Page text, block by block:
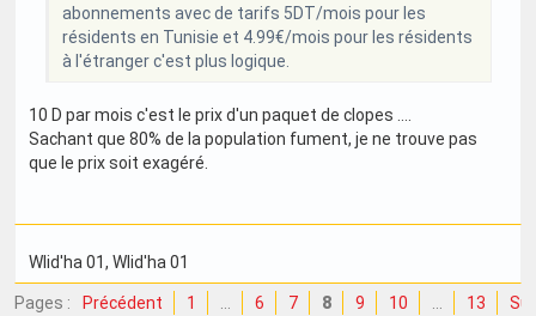
abonnements avec de tarifs 5DT/mois pour les
résidents en Tunisie et 4.99€/mois pour les résidents
à l'étranger c'est plus logique.
10 D par mois c'est le prix d'un paquet de clopes ....
Sachant que 80% de la population fument, je ne trouve pas
que le prix soit exagéré.
Wlid'ha 01, Wlid'ha 01
Pages : Précédent 1 … 6 7 8 9 10 … 13